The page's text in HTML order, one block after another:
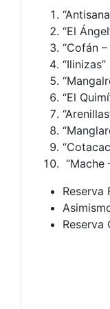
“El
“Cofán
“Ilinizas”
“El
“Mache
Reserva
Reserva